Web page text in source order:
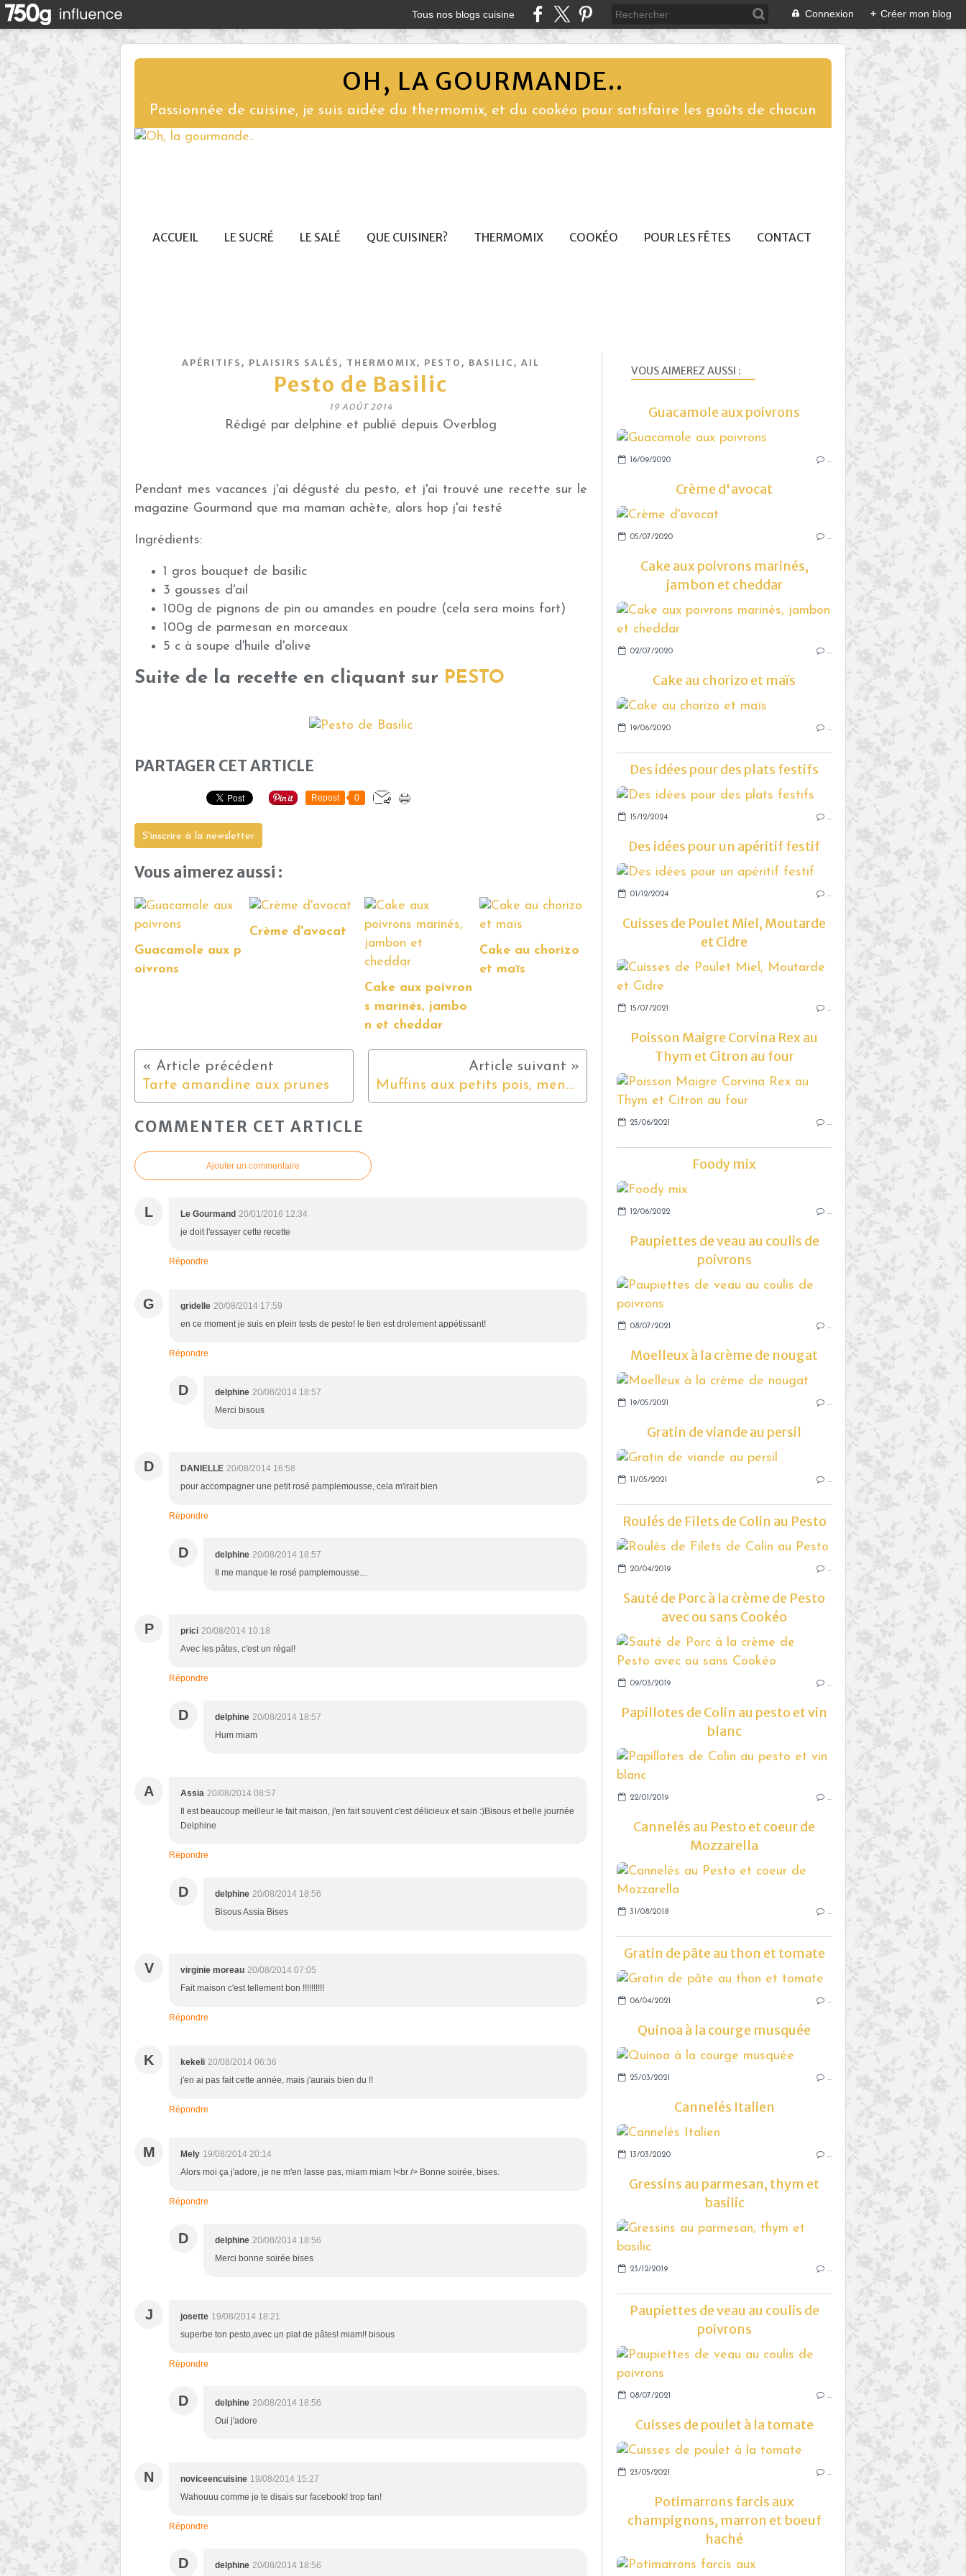
Tous nos blogs cuisine Connexion + Créer mon blog
OH, LA GOURMANDE..
Passionnée de cuisine, je suis aidée du thermomix, et du cookéo pour satisfaire les goûts de chacun
ACCUEIL LE SUCRÉ LE SALÉ QUE CUISINER? THERMOMIX COOKÉO POUR LES FÊTES CONTACT
APÉRITIFS , PLAISIRS SALÉS , THERMOMIX, PESTO , BASILIC , AIL
Pesto de Basilic
19 AOÛT 2014
Rédigé par delphine et publié depuis Overblog
Pendant mes vacances j'ai dégusté du pesto, et j'ai trouvé une recette sur le
magazine Gourmand que ma maman achète, alors hop j'ai testé
Ingrédients:
1 gros bouquet de basilic
3 gousses d'ail
100g de pignons de pin ou amandes en poudre (cela sera moins fort)
100g de parmesan en morceaux
5 c à soupe d'huile d'olive
Suite de la recette en cliquant sur PESTO
PARTAGER CET ARTICLE
Repost 0
S'inscrire à la newsletter
Vous aimerez aussi :
Guacamole aux p
oivrons
Crème d'avocat
Cake aux poivron
s marinés, jambo
n et cheddar
Cake au chorizo
et maïs
Tarte amandine aux prunes Muffins aux petits pois, menthe et comté
COMMENTER CET ARTICLE
Ajouter un commentaire
L Le Gourmand 20/01/2016 12:34
je doit l'essayer cette recette
Répondre
G gridelle 20/08/2014 17:59
en ce moment je suis en plein tests de pesto! le tien est drolement appétissant!
Répondre
D delphine 20/08/2014 18:57
Merci bisous
D DANIELLE 20/08/2014 16:58
pour accompagner une petit rosé pamplemousse, cela m'irait bien
Répondre
D delphine 20/08/2014 18:57
Il me manque le rosé pamplemousse....
P prici 20/08/2014 10:18
Avec les pâtes, c'est un régal!
Répondre
D delphine 20/08/2014 18:57
Hum miam
A Assia 20/08/2014 08:57
Il est beaucoup meilleur le fait maison, j'en fait souvent c'est délicieux et sain :)Bisous et belle journée
Delphine
Répondre
D delphine 20/08/2014 18:56
Bisous Assia Bises
V virginie moreau 20/08/2014 07:05
Fait maison c'est tellement bon !!!!!!!!!!
Répondre
K kekeli 20/08/2014 06:36
j'en ai pas fait cette année, mais j'aurais bien du !!
Répondre
M Mely 19/08/2014 20:14
Alors moi ça j'adore, je ne m'en lasse pas, miam miam !<br /> Bonne soirée, bises.
Répondre
D delphine 20/08/2014 18:56
Merci bonne soirée bises
J josette 19/08/2014 18:21
superbe ton pesto,avec un plat de pâtes! miam!! bisous
Répondre
D delphine 20/08/2014 18:56
Oui j'adore
N noviceencuisine 19/08/2014 15:27
Wahouuu comme je te disais sur facebook! trop fan!
Répondre
D delphine 20/08/2014 18:56
VOUS AIMEREZ AUSSI :
Guacamole aux poivrons
16/09/2020 …
Crème d'avocat
05/07/2020 …
Cake aux poivrons marinés,
jambon et cheddar
02/07/2020 …
Cake au chorizo et maïs
19/06/2020 …
Des idées pour des plats festifs
15/12/2024 …
Des idées pour un apéritif festif
01/12/2024 …
Cuisses de Poulet Miel, Moutarde
et Cidre
15/07/2021 …
Poisson Maigre Corvina Rex au
Thym et Citron au four
25/06/2021 …
Foody mix
12/06/2022 …
Paupiettes de veau au coulis de
poivrons
08/07/2021 …
Moelleux à la crème de nougat
19/05/2021 …
Gratin de viande au persil
11/05/2021 …
Roulés de Filets de Colin au Pesto
20/04/2019 …
Sauté de Porc à la crème de Pesto
avec ou sans Cookéo
09/03/2019 …
Papillotes de Colin au pesto et vin
blanc
22/01/2019 …
Cannelés au Pesto et coeur de
Mozzarella
31/08/2018 …
Gratin de pâte au thon et tomate
06/04/2021 …
Quinoa à la courge musquée
25/03/2021 …
Cannelés Italien
13/03/2020 …
Gressins au parmesan, thym et
basilic
23/12/2019 …
Paupiettes de veau au coulis de
poivrons
08/07/2021 …
Cuisses de poulet à la tomate
23/05/2021 …
Potimarrons farcis aux
champignons, marron et boeuf
haché